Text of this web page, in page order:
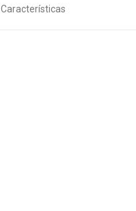
Características